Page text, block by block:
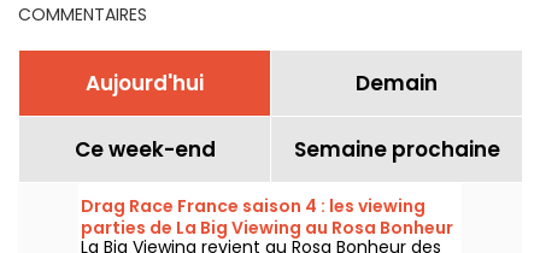
COMMENTAIRES
Aujourd'hui Demain
Ce week-end Semaine prochaine
Drag Race France saison 4 : les viewing
parties de La Big Viewing au Rosa Bonheur
La Big Viewing revient au Rosa Bonheur des